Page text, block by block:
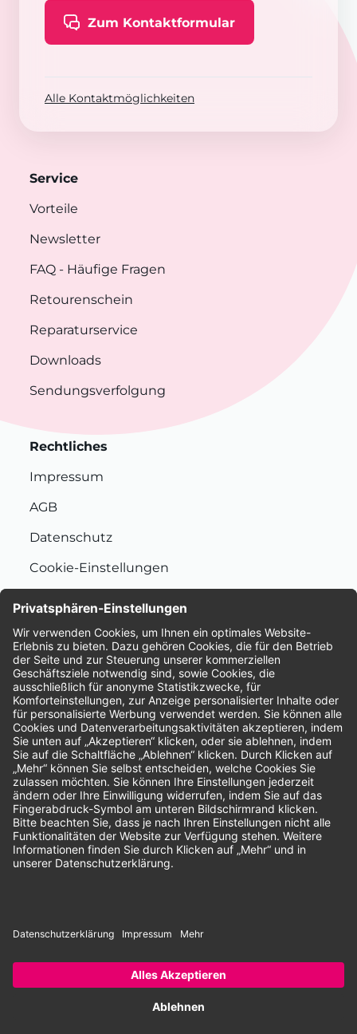
Zum Kontaktformular
Alle Kontaktmöglichkeiten
Service
Vorteile
Newsletter
FAQ - Häufige Fragen
Retourenschein
Reparaturservice
Downloads
Sendungsverfolgung
Rechtliches
Impressum
AGB
Datenschutz
Cookie-Einstellungen
Bewertungen
Unsere Zahlungsarten:
Rechnung SEPA-Lastschrift Vorkasse